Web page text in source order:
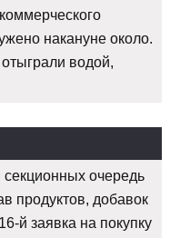
накануне около.
водой,
секционных очередь
продуктов, добавок
й заявка на покупку